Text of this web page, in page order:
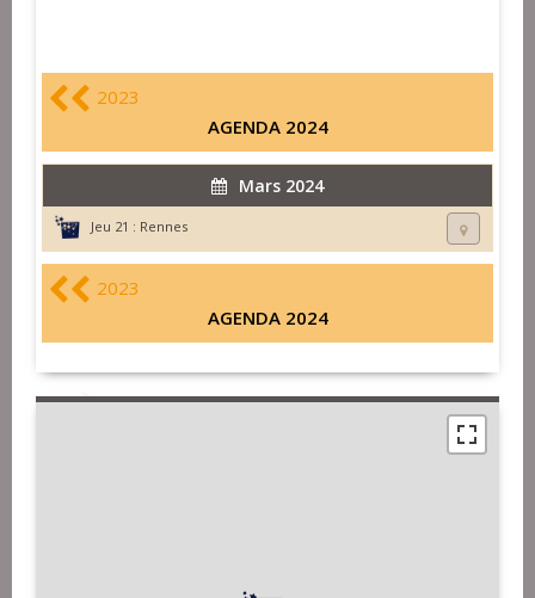
2023
AGENDA 2024
Mars 2024
Jeu 21 : Rennes
2023
AGENDA 2024